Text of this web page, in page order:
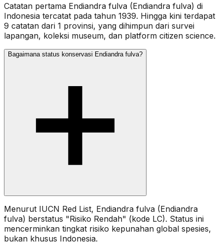
Catatan pertama Endiandra fulva (Endiandra fulva) di
Indonesia tercatat pada tahun 1939. Hingga kini terdapat
9 catatan dari 1 provinsi, yang dihimpun dari survei
lapangan, koleksi museum, dan platform citizen science.
Bagaimana status konservasi Endiandra fulva?
Menurut IUCN Red List, Endiandra fulva (Endiandra
fulva) berstatus "Risiko Rendah" (kode LC). Status ini
mencerminkan tingkat risiko kepunahan global spesies,
bukan khusus Indonesia.